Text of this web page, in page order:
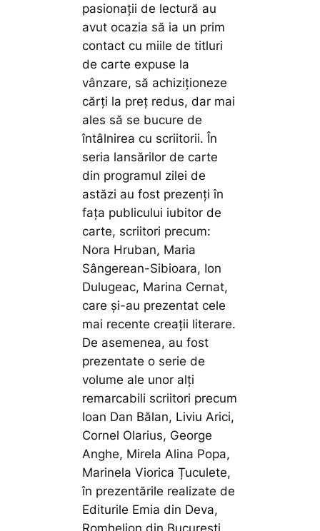
pasionații de lectură au
avut ocazia să ia un prim
contact cu miile de titluri
de carte expuse la
vânzare, să achiziționeze
cărți la preț redus, dar mai
ales să se bucure de
întâlnirea cu scriitorii. În
seria lansărilor de carte
din programul zilei de
astăzi au fost prezenți în
fața publicului iubitor de
carte, scriitori precum:
Nora Hruban, Maria
Sângerean-Sibioara, Ion
Dulugeac, Marina Cernat,
care și-au prezentat cele
mai recente creații literare.
De asemenea, au fost
prezentate o serie de
volume ale unor alți
remarcabili scriitori precum
Ioan Dan Bălan, Liviu Arici,
Cornel Olarius, George
Anghe, Mirela Alina Popa,
Marinela Viorica Țuculete,
în prezentările realizate de
Editurile Emia din Deva,
Romhelion din București,